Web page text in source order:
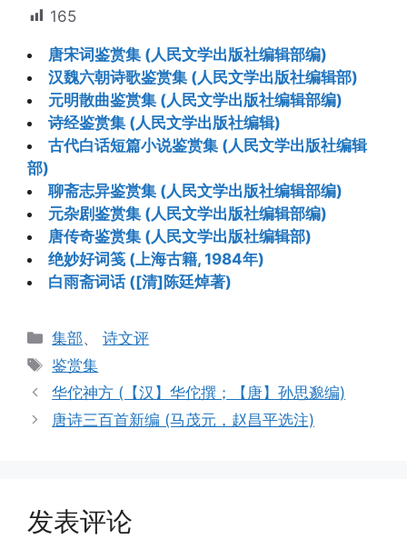
165
唐宋词鉴赏集 (人民文学出版社编辑部编)
汉魏六朝诗歌鉴赏集 (人民文学出版社编辑部)
元明散曲鉴赏集 (人民文学出版社编辑部编)
诗经鉴赏集 (人民文学出版社编辑)
古代白话短篇小说鉴赏集 (人民文学出版社编辑
部)
聊斋志异鉴赏集 (人民文学出版社编辑部编)
元杂剧鉴赏集 (人民文学出版社编辑部编)
唐传奇鉴赏集 (人民文学出版社编辑部)
绝妙好词笺 (上海古籍, 1984年)
白雨斋词话 ([清]陈廷焯著)
分
类
集部、诗文评
标
签
鉴赏集
华佗神方 (【汉】华佗撰；【唐】孙思邈编)
唐诗三百首新编 (马茂元，赵昌平选注)
发表评论